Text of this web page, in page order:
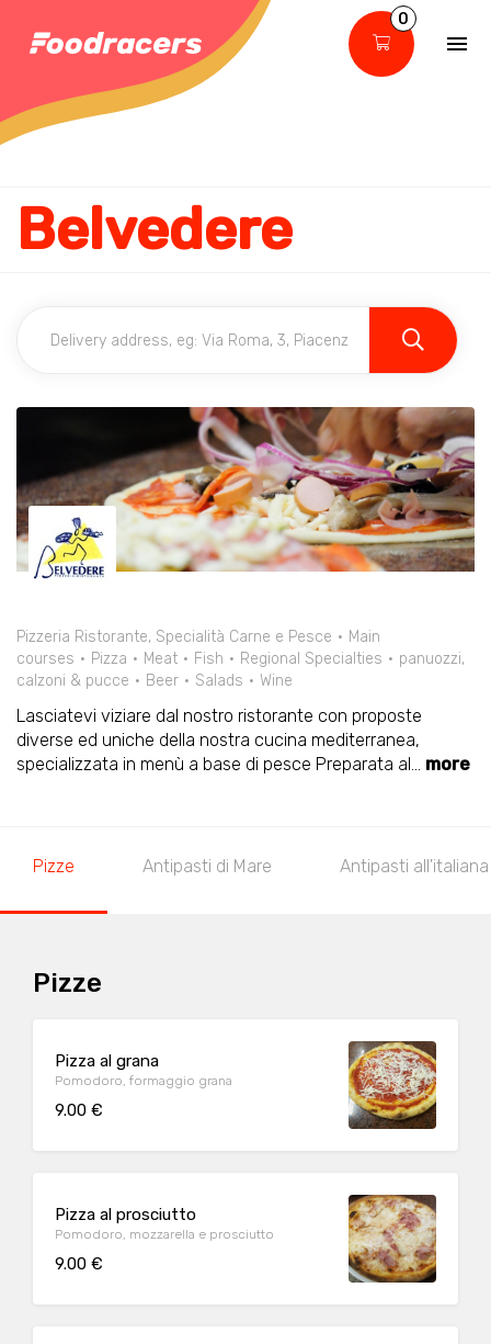
0
Belvedere
Pizzeria Ristorante, Specialità Carne e Pesce
Main
courses
Pizza Meat Fish Regional Specialties
panuozzi,
calzoni & pucce
Beer Salads Wine
Lasciatevi viziare dal nostro ristorante con proposte
diverse ed uniche della nostra cucina mediterranea,
specializzata in menù a base di pesce Preparata al... more
Pizze Antipasti di Mare Antipasti all'italiana
Pizze
Pizza al grana
Pomodoro, formaggio grana
9.00 €
Pizza al prosciutto
Pomodoro, mozzarella e prosciutto
9.00 €